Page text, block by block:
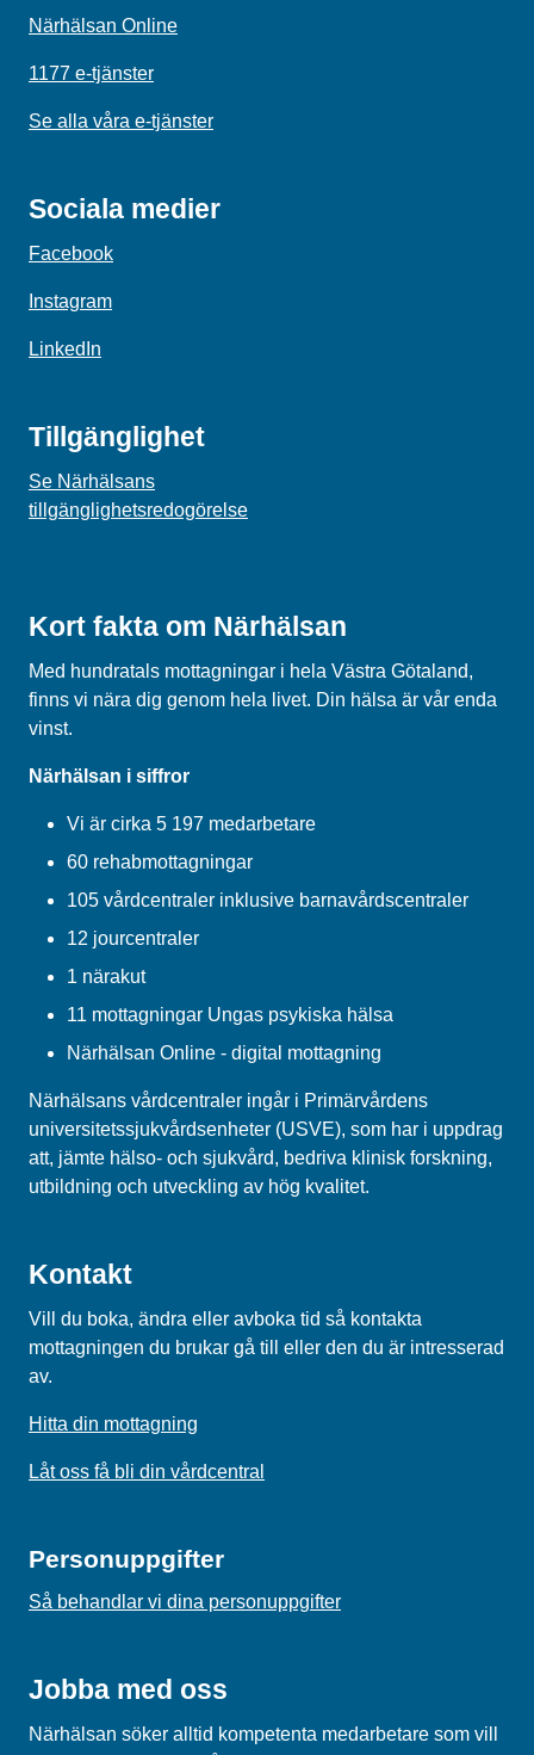
Närhälsan Online
1177 e-tjänster
Se alla våra e-tjänster
Sociala medier
Facebook
Instagram
LinkedIn
Tillgänglighet
Se Närhälsans
tillgänglighetsredogörelse
Kort fakta om Närhälsan
Med hundratals mottagningar i hela Västra Götaland,
finns vi nära dig genom hela livet. Din hälsa är vår enda
vinst.
Närhälsan i siffror
Vi är cirka 5 197 medarbetare
60 rehabmottagningar
105 vårdcentraler inklusive barnavårdscentraler
12 jourcentraler
1 närakut
11 mottagningar Ungas psykiska hälsa
Närhälsan Online - digital mottagning
Närhälsans vårdcentraler ingår i Primärvårdens
universitetssjukvårdsenheter (USVE), som har i uppdrag
att, jämte hälso- och sjukvård, bedriva klinisk forskning,
utbildning och utveckling av hög kvalitet.
Kontakt
Vill du boka, ändra eller avboka tid så kontakta
mottagningen du brukar gå till eller den du är intresserad
av.
Hitta din mottagning
Låt oss få bli din vårdcentral
Personuppgifter
Så behandlar vi dina personuppgifter
Jobba med oss
Närhälsan söker alltid kompetenta medarbetare som vill